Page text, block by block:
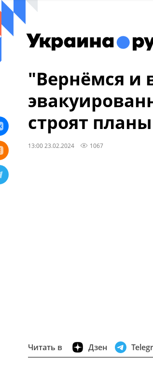
"Вернёмся и
строят
13:00 23.02.2024 1067
Читать в Дзен